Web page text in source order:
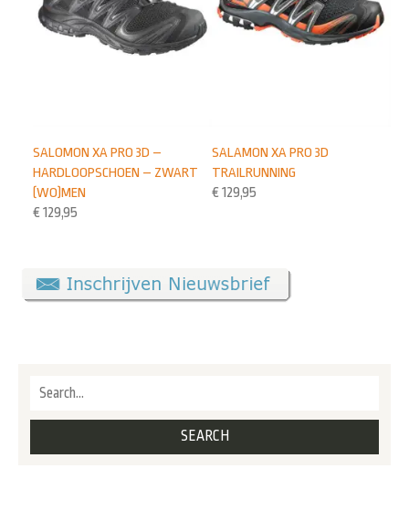
SALAMON XA PRO 3D
TRAILRUNNING
€ 129,95
SALOMON XA PRO 3D –
HARDLOOPSCHOEN – ZWART
(WO)MEN
€ 129,95